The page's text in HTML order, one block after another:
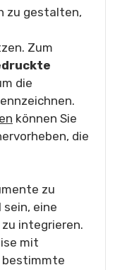
zu gestalten,
Zum
die
können Sie
die
zu
eine
integrieren.
mit
bestimmte